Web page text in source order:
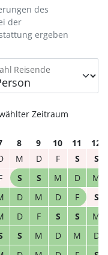
Reisende
des
der
ergeben
Zeitraum
8 9 10 11
12
M D F S
S
S S M D
M
D M D F
S
D F S S
M
S M D M
D